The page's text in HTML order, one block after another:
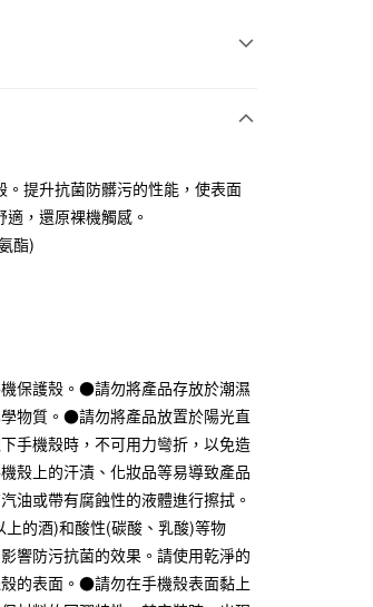
華泰商業銀行
遠東國際商業銀行
永豐商業銀行
中國信託商業銀行
上)免運費
。提升抗菌防髒污的性能，使表面
，還原裸機觸感。
酯)
機保護殼。●請勿將產品存放於潮濕
物質。●請勿將產品放置於陽光直
手機殼時，不可用力彎折，以免造
殼上的汗漬、化妝品等易導致產品
油或帶有腐蝕性的液體進行擦拭。
的酒)和酸性(碳酸、乳酸)等物
響防污抗菌的效果。請使用乾淨的
的表面。●請勿在手機殼表面黏上